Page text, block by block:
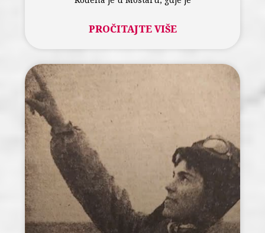
PROČITAJTE VIŠE